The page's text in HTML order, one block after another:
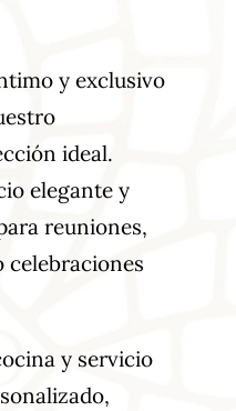
y exclusivo
ideal.
elegante y
reuniones,
celebraciones
y servicio